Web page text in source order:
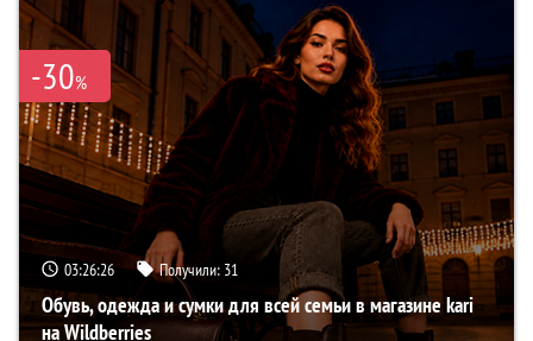
-30%
03:26:25 Получили: 31
Обувь, одежда и сумки для всей семьи в магазине kari
на Wildberries